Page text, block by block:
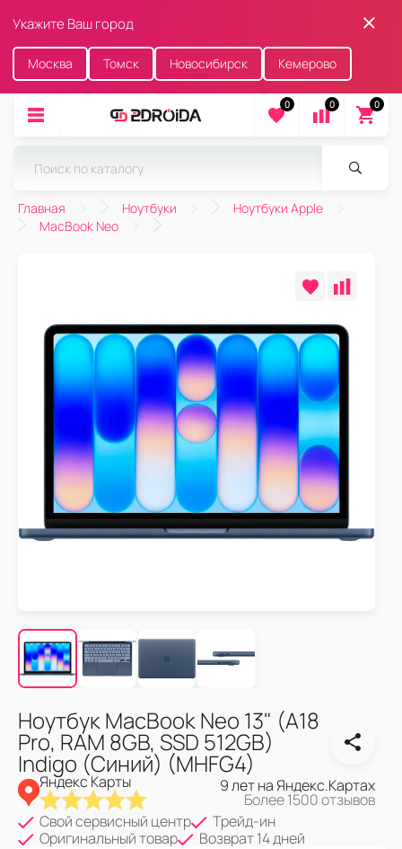
Укажите Ваш город
Москва Томск Новосибирск Кемерово
0 0 0
Главная Ноутбуки
Ноутбуки Apple
MacBook Neo
Ноутбук MacBook Neo 13" (A18
Pro, RAM 8GB, SSD 512GB)
Indigo (Синий) (MHFG4)
Яндекс Карты 9 лет на Яндекс.Картах
Более 1500 отзывов
Свой сервисный центр
Трейд-ин
Оригинальный товар
Возврат 14 дней